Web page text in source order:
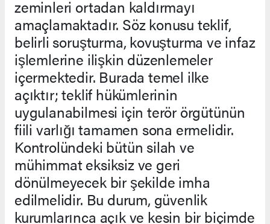
zeminleri ortadan kaldırmayı
amaçlamaktadır. Söz konusu teklif,
belirli soruşturma, kovuşturma ve infaz
işlemlerine ilişkin düzenlemeler
içermektedir. Burada temel ilke
açıktır; teklif hükümlerinin
uygulanabilmesi için terör örgütünün
fiili varlığı tamamen sona ermelidir.
Kontrolündeki bütün silah ve
mühimmat eksiksiz ve geri
dönülmeyecek bir şekilde imha
edilmelidir. Bu durum, güvenlik
kurumlarınca açık ve kesin bir biçimde